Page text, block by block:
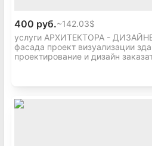
400 руб.~142.03$
услуги АРХИТЕКТОРА -
фасада проект визуализации
проектирование и дизайн